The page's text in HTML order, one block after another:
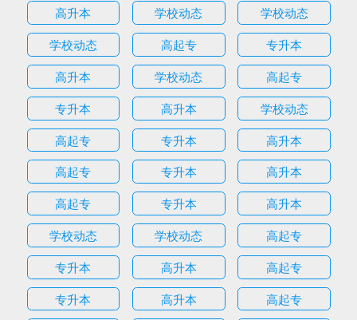
高升本
学校动态
学校动态
学校动态
高起专
专升本
高升本
学校动态
高起专
专升本
高升本
学校动态
高起专
专升本
高升本
高起专
专升本
高升本
高起专
专升本
高升本
学校动态
学校动态
高起专
专升本
高升本
高起专
专升本
高升本
高起专